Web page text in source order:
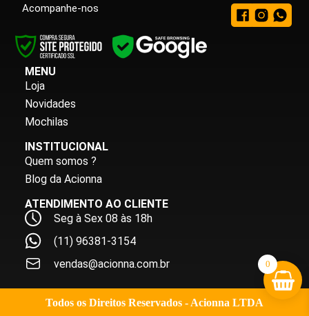
Acompanhe-nos
MENU
Loja
Novidades
Mochilas
INSTITUCIONAL
Quem somos ?
Blog da Acionna
ATENDIMENTO AO CLIENTE
Seg à Sex 08 às 18h
(11) 96381-3154
vendas@acionna.com.br
Todos os Direitos Reservados - Acionna LTDA
0